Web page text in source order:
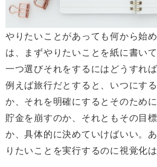
やりたいことがあっても何から始
は、まずやりたいことを紙に書い
一つ選びそれをするにはどうすれ
例えば旅行だとすると、いつにす
か、それを明確にするとそのため
貯金を崩すのか、それともその目
か、具体的に決めていけばいい。
りたいことを実行するのに視覚化は